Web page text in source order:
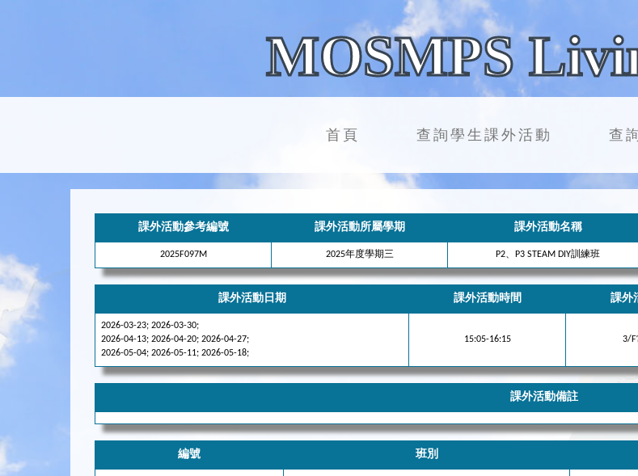
MOSMPS
首頁 查詢學生課外活動 查
課外活動參考編號 課外活動所屬學期 課外活動名稱
2025F097M 2025年度學期三 P2、P3 STEAM DIY訓練班
課外活動日期 課外活動時間 課外
2026-03-23; 2026-03-30;
2026-04-13; 2026-04-20; 2026-04-27;
2026-05-04; 2026-05-11; 2026-05-18;
15:05-16:15 3/
課外活動備註
編號 班別